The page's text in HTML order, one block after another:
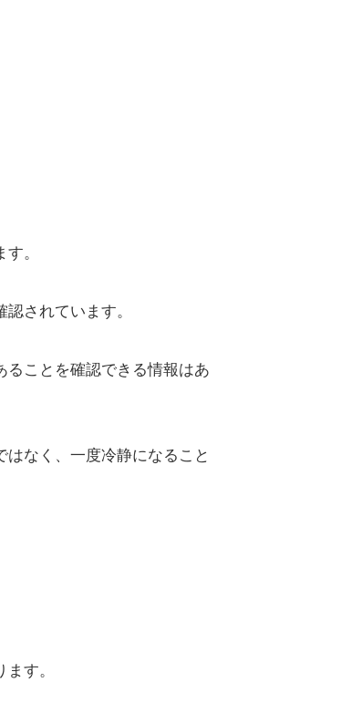
。
されています。
ことを確認できる情報はあ
なく、一度冷静になること
す。